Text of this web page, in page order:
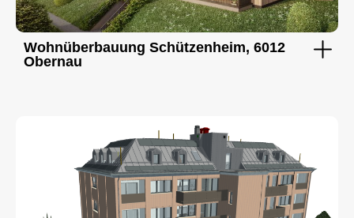
Wohnüberbauung Schützenheim, 6012
Obernau